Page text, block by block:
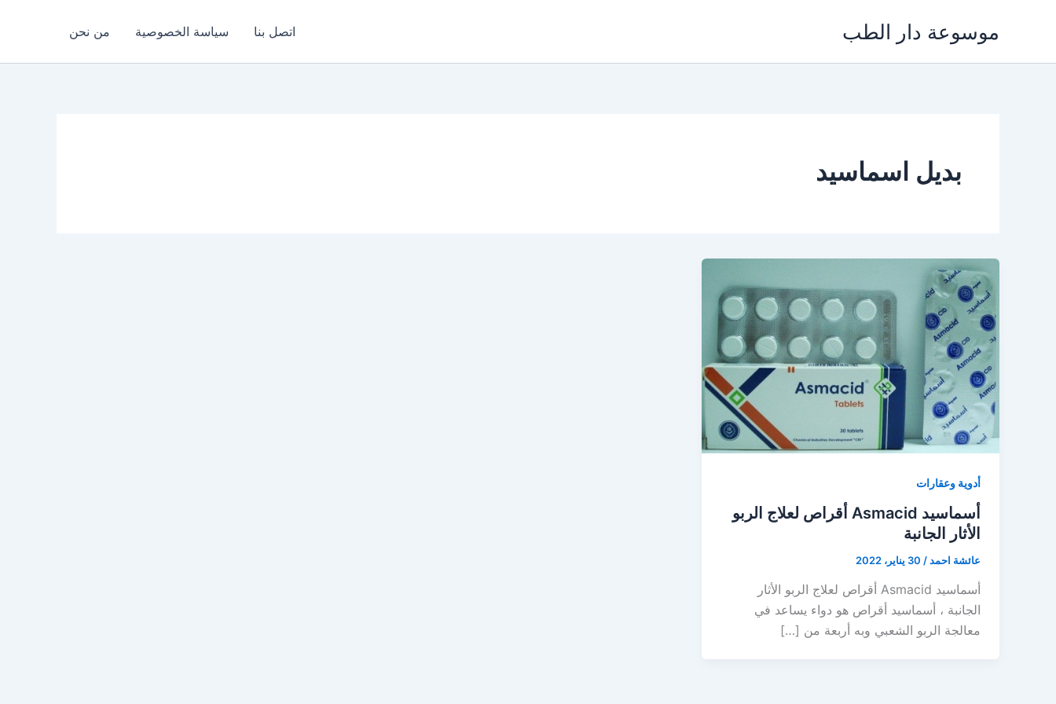
موسوعة دار الطب اتصل بنا سياسة الخصوصية من نحن
بديل اسماسيد
أدوية وعقارات
أسماسيد Asmacid أقراص لعلاج الربو
الأثار الجانبة
عائشة احمد/ 30 يناير، 2022
أسماسيد Asmacid أقراص لعلاج الربو الأثار
الجانبة ، أسماسيد أقراص هو دواء يساعد في
معالجة الربو الشعبي وبه أربعة من […]